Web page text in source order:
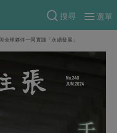
搜尋
選單
當令水果
蕈菇類
全球夥伴一同實踐「永續發展」